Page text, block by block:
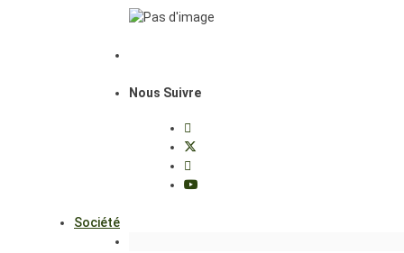
Nous Suivre
Société